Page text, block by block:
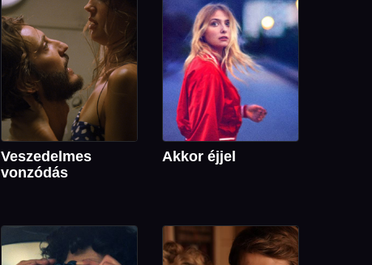
Veszedelmes
vonzódás
Akkor éjjel